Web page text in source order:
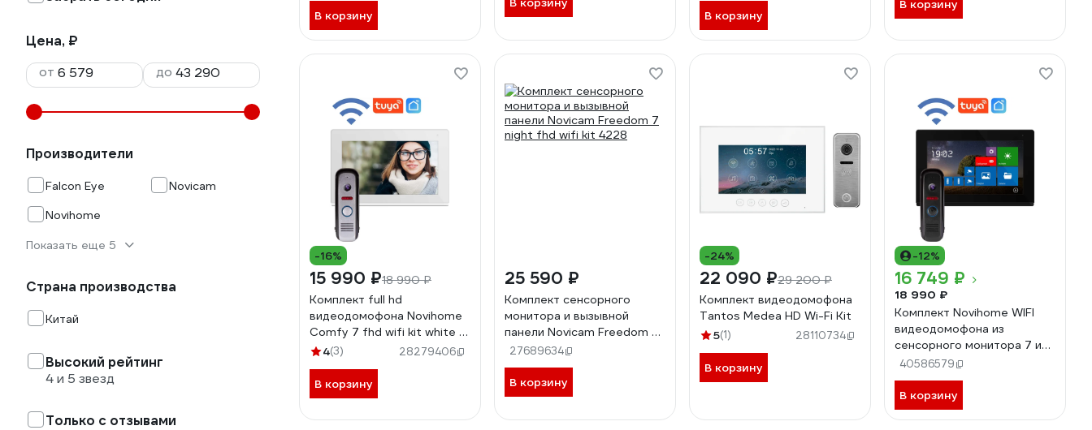
Цена, ₽
от
до
Производители
Falcon Eye
Novicam
Novihome
Показать еще 5
Страна производства
Китай
Высокий рейтинг
4 и 5 звезд
Только с отзывами
датчиков, 9
доп.домофонов. Запись
В корзину В корзину
В корзину
-16%
15 990 ₽18 990 ₽
Комплект full hd
видеодомофона Novihome
Comfy 7 fhd wifi kit white с
wifi v. 4099
4(3) 28279406
В корзину
25 590 ₽
Комплект сенсорного
монитора и вызывной
панели Novicam Freedom 7
night fhd wifi kit 4228
27689634
В корзину
-24%
22 090 ₽29 200 ₽
Комплект видеодомофона
Tantos Medea HD Wi-Fi Kit
5(1) 28110734
В корзину
-12%
16 749 ₽
18 990 ₽
Комплект Novihome WIFI
видеодомофона из
сенсорного монитора 7 и
вызывной панели COMFY 7
DARK FHD WIFI KIT. 5 м
кабель в комплекте.
Поддержка Android и IOS.
40586579
В корзину